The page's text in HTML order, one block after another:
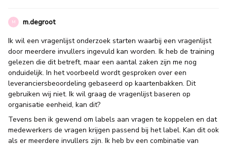
M
m.degroot
Ik wil een vragenlijst onderzoek starten waarbij een vragenlijst
door meerdere invullers ingevuld kan worden. Ik heb de training
gelezen die dit betreft, maar een aantal zaken zijn me nog
onduidelijk. In het voorbeeld wordt gesproken over een
leveranciersbeoordeling gebaseerd op kaartenbakken. Dit
gebruiken wij niet. Ik wil graag de vragenlijst baseren op
organisatie eenheid, kan dit?
Tevens ben ik gewend om labels aan vragen te koppelen en dat
medewerkers de vragen krijgen passend bij het label. Kan dit ook
als er meerdere invullers zijn. Ik heb bv een combinatie van